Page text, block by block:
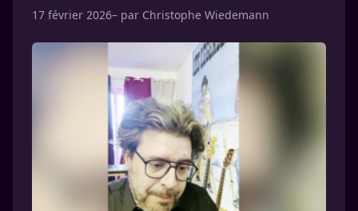
17 février 2026– par Christophe Wiedemann